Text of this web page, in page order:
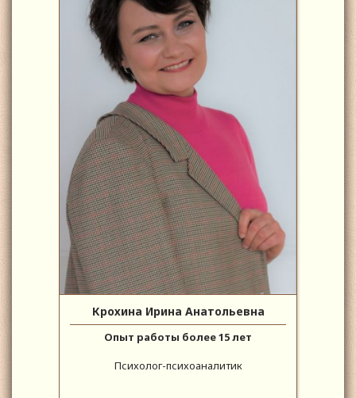
Крохина Ирина Анатольевна
Опыт работы более 15 лет
Психолог-психоаналитик